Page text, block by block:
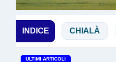
INDICECHIALÀ DE
ULTIMI ARTICOLI